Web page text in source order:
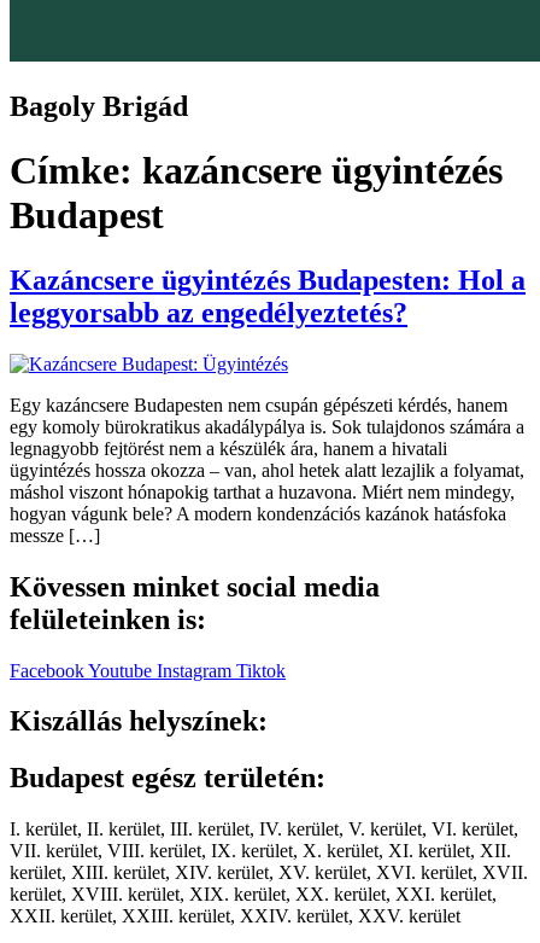
Bagoly Brigád
Címke: kazáncsere ügyintézés
Budapest
Kazáncsere ügyintézés Budapesten: Hol a
leggyorsabb az engedélyeztetés?
Egy kazáncsere Budapesten nem csupán gépészeti kérdés, hanem
egy komoly bürokratikus akadálypálya is. Sok tulajdonos számára a
legnagyobb fejtörést nem a készülék ára, hanem a hivatali
ügyintézés hossza okozza – van, ahol hetek alatt lezajlik a folyamat,
máshol viszont hónapokig tarthat a huzavona. Miért nem mindegy,
hogyan vágunk bele? A modern kondenzációs kazánok hatásfoka
messze […]
Kövessen minket social media
felületeinken is:
FacebookYoutube Instagram Tiktok
Kiszállás helyszínek:
Budapest egész területén:
I. kerület, II. kerület, III. kerület, IV. kerület, V. kerület, VI. kerület,
VII. kerület, VIII. kerület, IX. kerület, X. kerület, XI. kerület, XII.
kerület, XIII. kerület, XIV. kerület, XV. kerület, XVI. kerület, XVII.
kerület, XVIII. kerület, XIX. kerület, XX. kerület, XXI. kerület,
XXII. kerület, XXIII. kerület, XXIV. kerület, XXV. kerület